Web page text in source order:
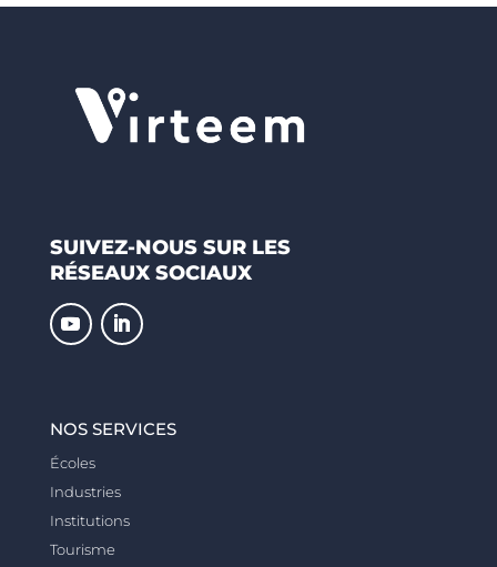
SUIVEZ-NOUS SUR LES
RÉSEAUX SOCIAUX
NOS SERVICES
Écoles
Industries
Institutions
Tourisme